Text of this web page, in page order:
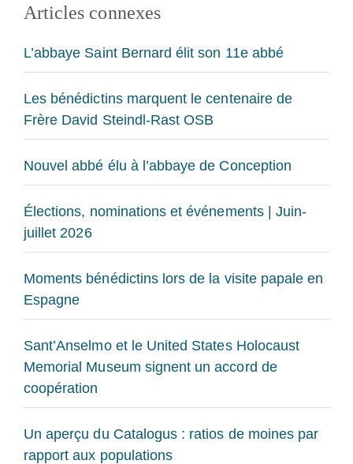
Articles connexes
L’abbaye Saint Bernard élit son 11e abbé
Les bénédictins marquent le centenaire de
Frère David Steindl-Rast OSB
Nouvel abbé élu à l’abbaye de Conception
Élections, nominations et événements | Juin-
juillet 2026
Moments bénédictins lors de la visite papale en
Espagne
Sant’Anselmo et le United States Holocaust
Memorial Museum signent un accord de
coopération
Un aperçu du Catalogus : ratios de moines par
rapport aux populations